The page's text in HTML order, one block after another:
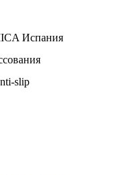
Испания
slip